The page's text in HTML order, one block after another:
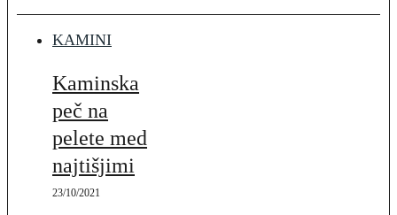
KAMINI
Kaminska
peč na
pelete med
najtišjimi
23/10/2021